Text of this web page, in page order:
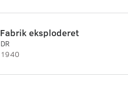
Fabrik eksploderet
DR
1940